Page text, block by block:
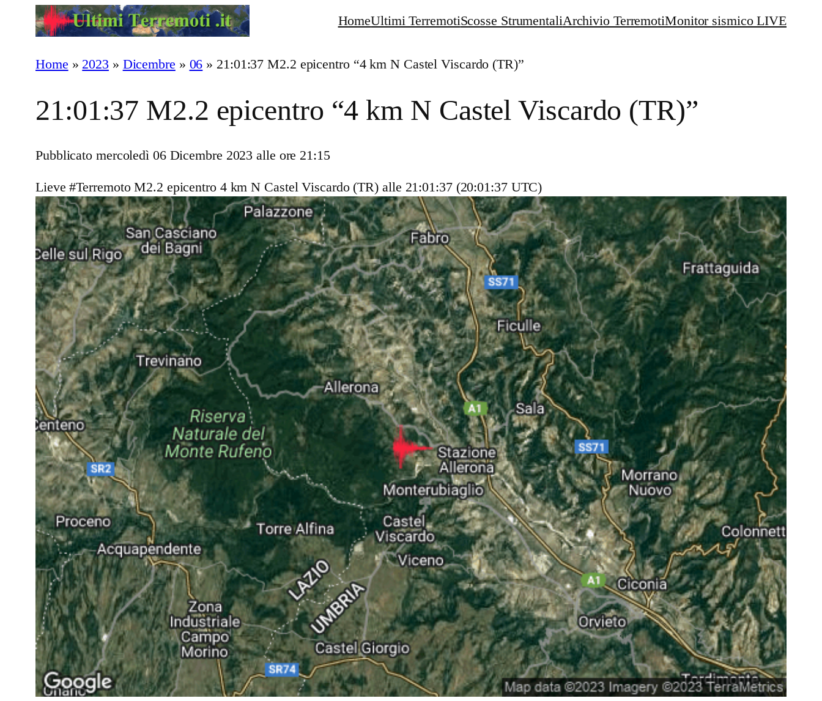
HomeUltimi TerremotiScosse StrumentaliArchivio TerremotiMonitor sismico LIVE
Home » 2023 » Dicembre » 06 » 21:01:37 M2.2 epicentro “4 km N Castel Viscardo (TR)”
21:01:37 M2.2 epicentro “4 km N Castel Viscardo (TR)”
Pubblicato mercoledì 06 Dicembre 2023 alle ore 21:15
Lieve #Terremoto M2.2 epicentro 4 km N Castel Viscardo (TR) alle 21:01:37 (20:01:37 UTC)